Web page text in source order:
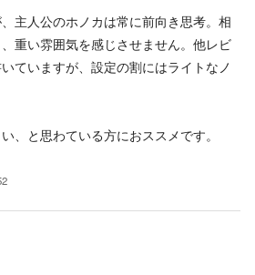
主人公のホノカは常に前向き思考。相
重い雰囲気を感じさせません。他レビ
ていますが、設定の割にはライトなノ
、と思わている方におススメです。